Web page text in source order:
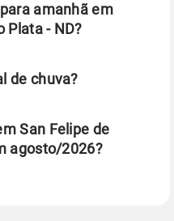
amanhã em
Plata - ND?
de chuva?
San Felipe de
agosto/2026?